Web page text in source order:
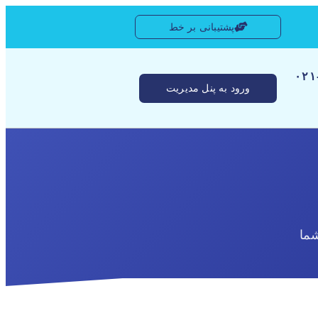
پشتیبانی بر خط
ورود به پنل مدیریت